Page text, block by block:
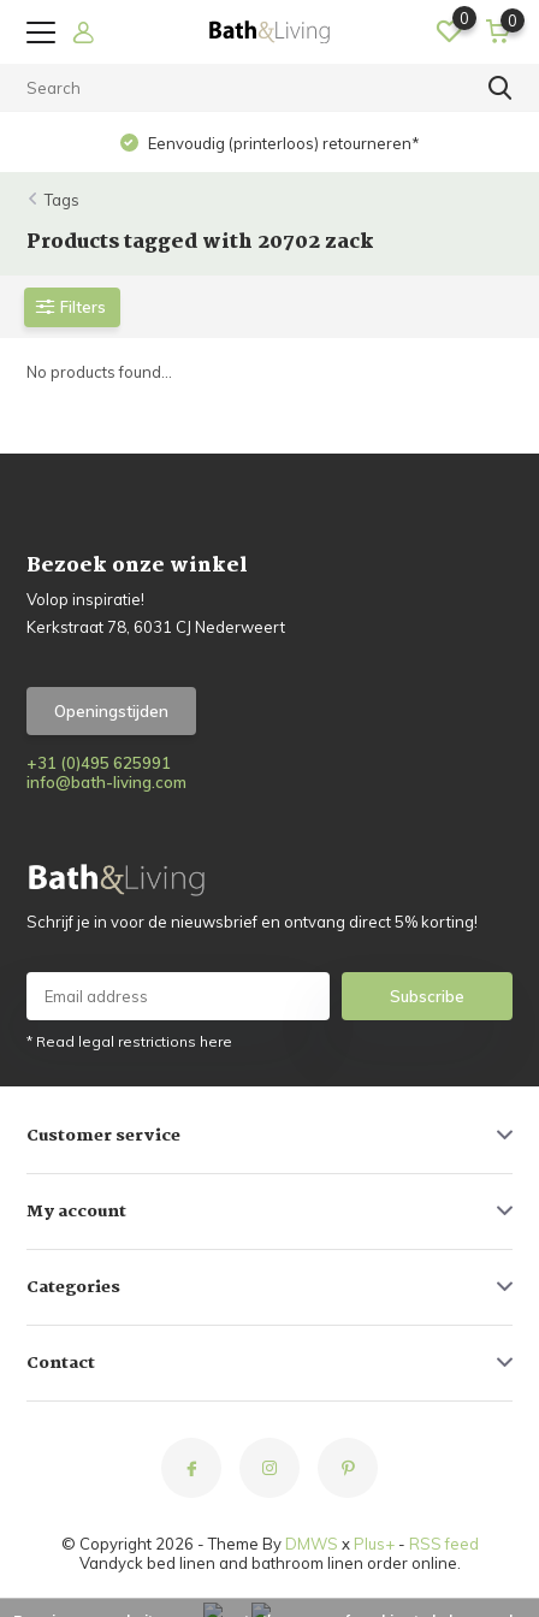
0 0
Eenvoudig (printerloos) retourneren*
Tags
Products tagged with 20702 zack
Filters
No products found...
Bezoek onze winkel
Volop inspiratie!
Kerkstraat 78, 6031 CJ Nederweert
Openingstijden
+31 (0)495 625991
info@bath-living.com
Schrijf je in voor de nieuwsbrief en ontvang direct 5% korting!
Subscribe
* Read legal restrictions here
Customer service
My account
Categories
Contact
© Copyright 2026 - Theme By DMWS x Plus+- RSS feed
Vandyck bed linen and bathroom linen order online.